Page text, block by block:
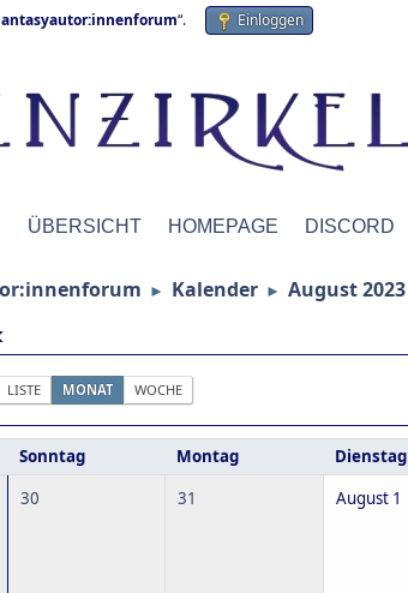
“. Einloggen
ÜBERSICHT HOMEPAGE DISCORD
► Kalender ► August 2023
LISTE MONAT WOCHE
Sonntag Montag Dienstag
30 31 August 1